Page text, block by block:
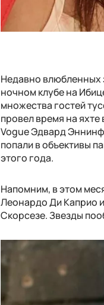
Недавно влюбленных
ночном клубе на
множества гостей
провел время на
Vogue Эдвард
попали в объективы
этого года.
Напомним, в этом
Леонардо Ди Каприо
Скорсезе. Звезды